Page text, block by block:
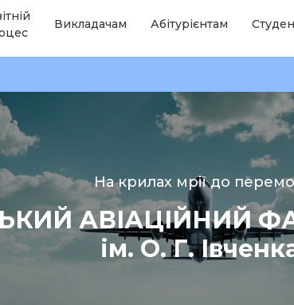
Викладачам Абітурієнтам
На крилах мрії до
АВІАЦІЙНИЙ
ім. О. Г.